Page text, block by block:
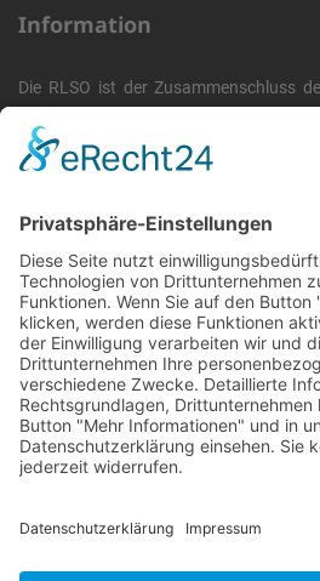
Information
Die RLSO ist der Zusammenschluss
gleichzeitig Veranstalter der
verschiedenen Ligen.
Die RLSO ist jetzt auch
https://rlso.basketball
Wir betreiben ...